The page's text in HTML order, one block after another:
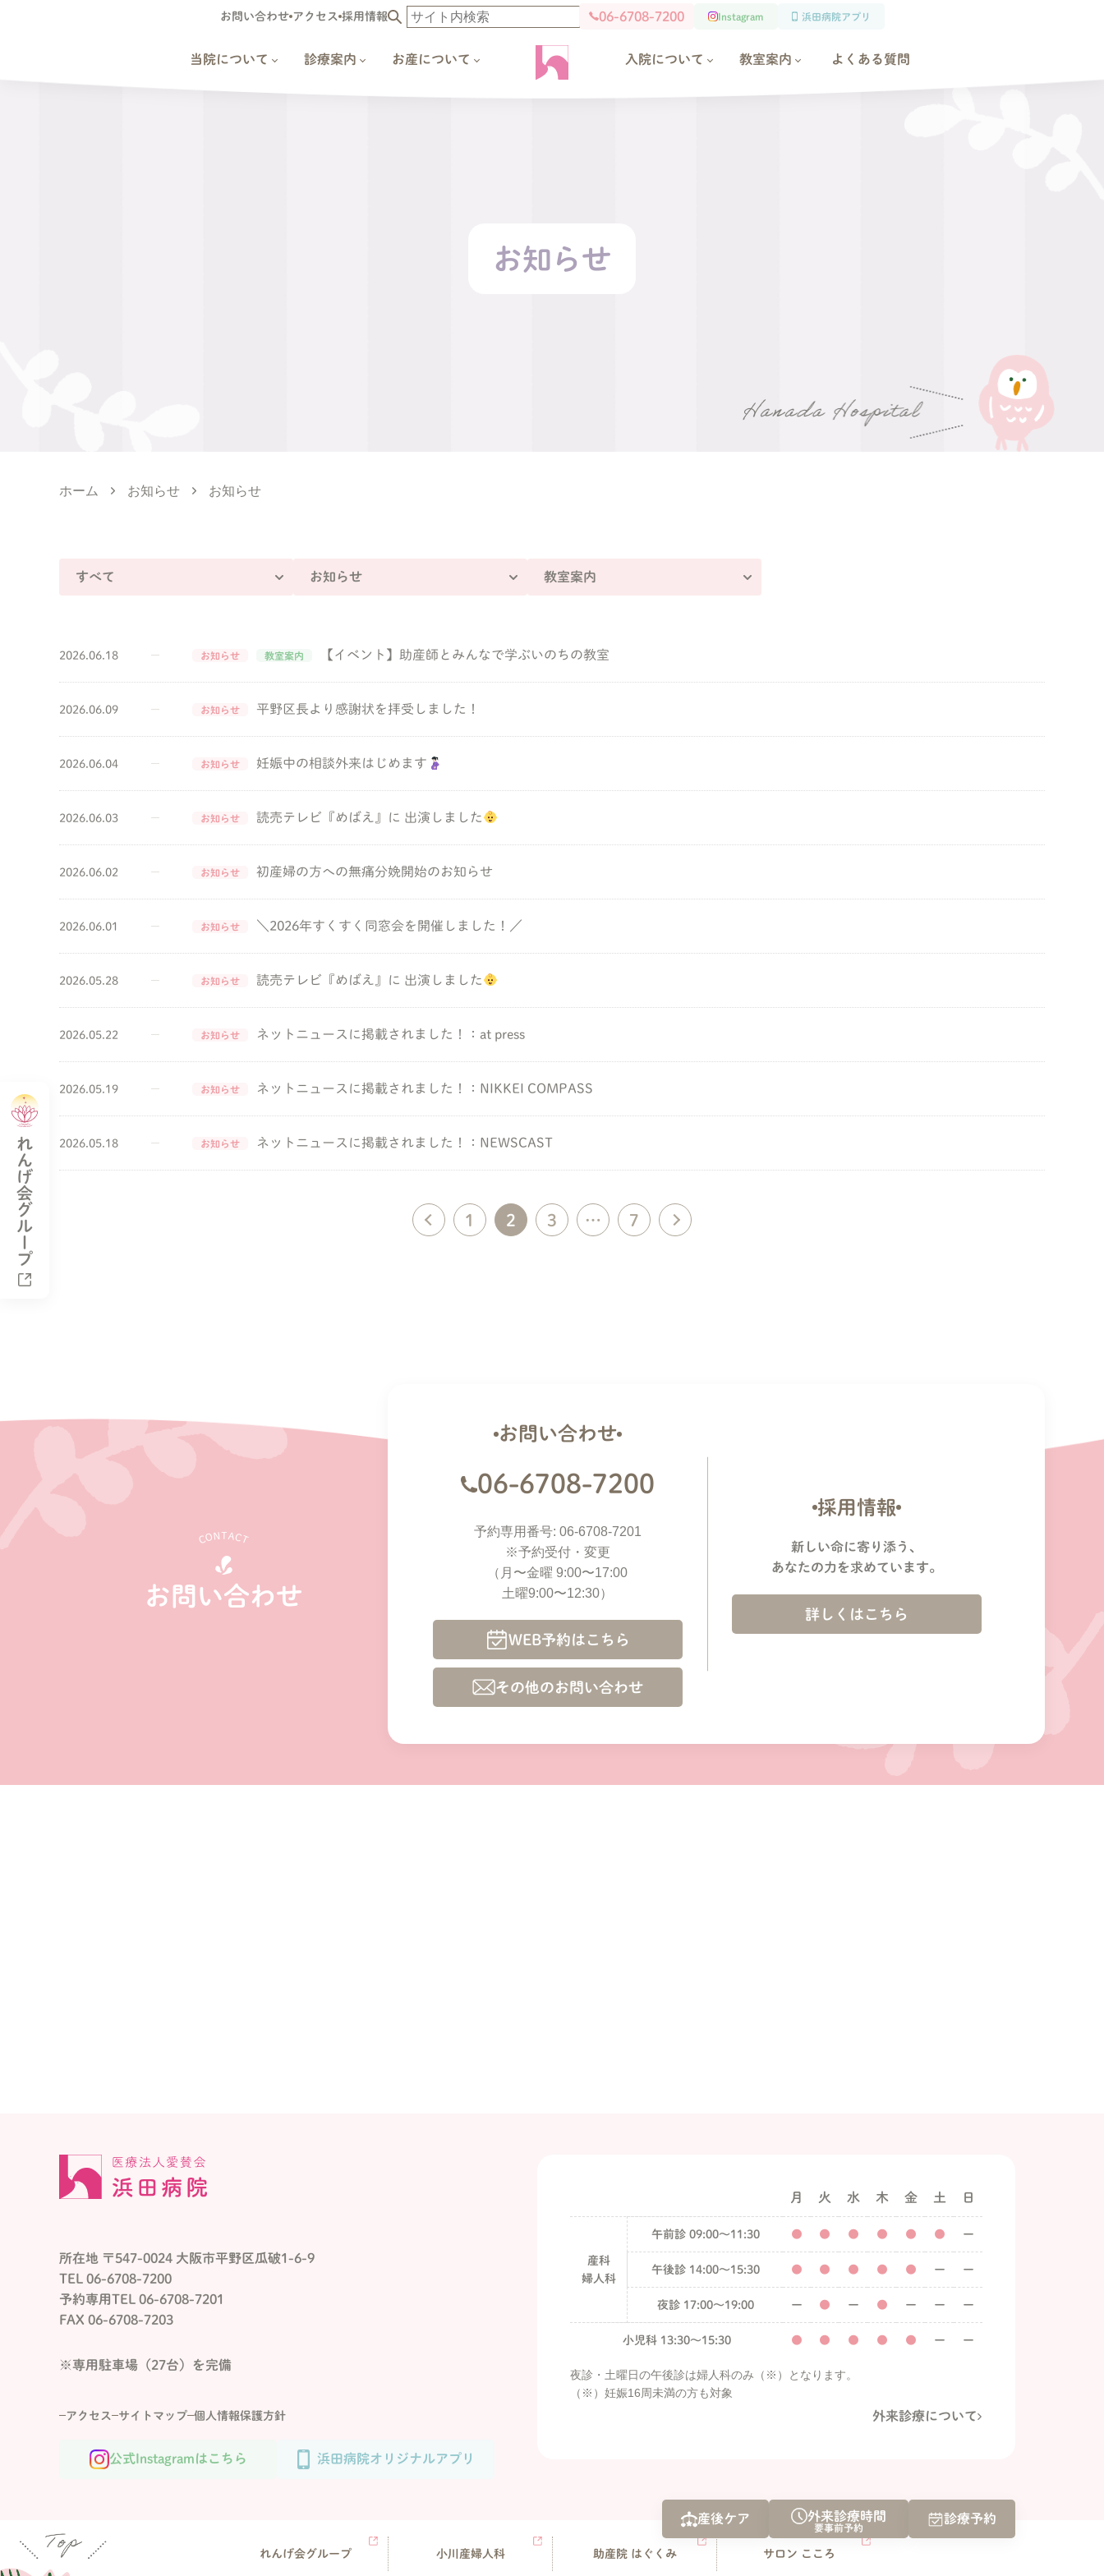
お問い合わせ アクセス 採用情報 06-6708-7200 Instagram 浜田病院アプリ
当院について 診療案内 お産について 入院について 教室案内 よくある質問
れんげ会グループ
産後ケア 外来診療時間
要事前予約
診療予約
お知らせ
ホーム お知らせ お知らせ
すべて お知らせ 教室案内
2026.06.18 お知らせ 教室案内 【イベント】助産師とみんなで学ぶいのちの教室
2026.06.09 お知らせ 平野区長より感謝状を拝受しました！
2026.06.04 お知らせ 妊娠中の相談外来はじめます
2026.06.03 お知らせ 読売テレビ『めばえ』に 出演しました
2026.06.02 お知らせ 初産婦の方への無痛分娩開始のお知らせ
2026.06.01 お知らせ ＼2026年すくすく同窓会を開催しました！／
2026.05.28 お知らせ 読売テレビ『めばえ』に 出演しました
2026.05.22 お知らせ ネットニュースに掲載されました！：at press
2026.05.19 お知らせ ネットニュースに掲載されました！：NIKKEI COMPASS
2026.05.18 お知らせ ネットニュースに掲載されました！：NEWSCAST
1 2 3 … 7
CONTACT
お問い合わせ
お問い合わせ
06-6708-7200
予約専用番号: 06-6708-7201
※予約受付・変更
（月〜金曜 9:00〜17:00
土曜9:00〜12:30）
WEB予約はこちら
その他のお問い合わせ
採用情報
新しい命に寄り添う、
あなたの力を求めています。
詳しくはこちら
所在地 〒547-0024 大阪市平野区瓜破1-6-9
TEL 06-6708-7200
予約専用TEL 06-6708-7201
FAX 06-6708-7203
※専用駐車場（27台）を完備
アクセス サイトマップ 個人情報保護方針
公式Instagramはこちら 浜田病院オリジナルアプリ
月 火 水 木 金 土 日
産科
婦人科
午前診 09:00〜11:30 ● ● ● ● ● ● ー
午後診 14:00〜15:30 ● ● ● ● ● ー ー
夜診 17:00〜19:00 ー ● ー ● ー ー ー
小児科 13:30〜15:30 ● ● ● ● ● ー ー
夜診・土曜日の午後診は婦人科のみ（※）となります。
（※）妊娠16周未満の方も対象
外来診療について
れんげ会グループ 小川産婦人科 助産院 はぐくみ サロン こころ